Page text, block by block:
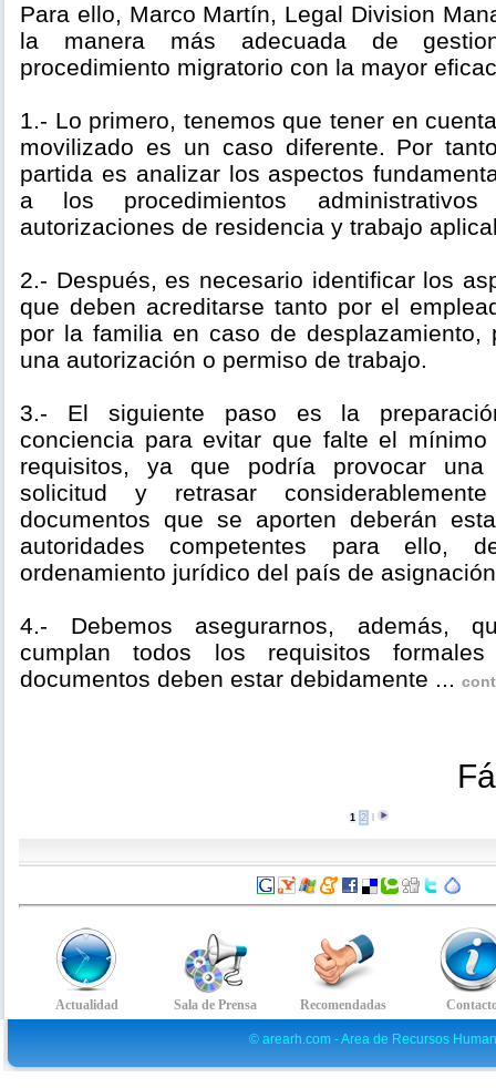
Para ello, Marco Martín, Legal Division
la manera más adecuada de
procedimiento migratorio con la mayor
1.- Lo primero, tenemos que tener en
movilizado es un caso diferente. Por
partida es analizar los aspectos
a los procedimientos
autorizaciones de residencia y trabajo
2.- Después, es necesario identificar los
que deben acreditarse tanto por el
por la familia en caso de desplazamiento,
una autorización o permiso de trabajo.
3.- El siguiente paso es la
conciencia para evitar que falte el
requisitos, ya que podría provocar
solicitud y retrasar
documentos que se aporten deberán
autoridades competentes para ello,
ordenamiento jurídico del país de
4.- Debemos asegurarnos, además,
cumplan todos los requisitos
documentos deben estar debidamente ...
1 2
© arearh.com - Area de Recursos